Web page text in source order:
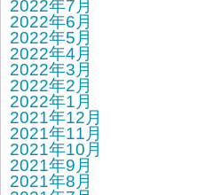
2022年7月
2022年6月
2022年5月
2022年4月
2022年3月
2022年2月
2022年1月
2021年12月
2021年11月
2021年10月
2021年9月
2021年8月